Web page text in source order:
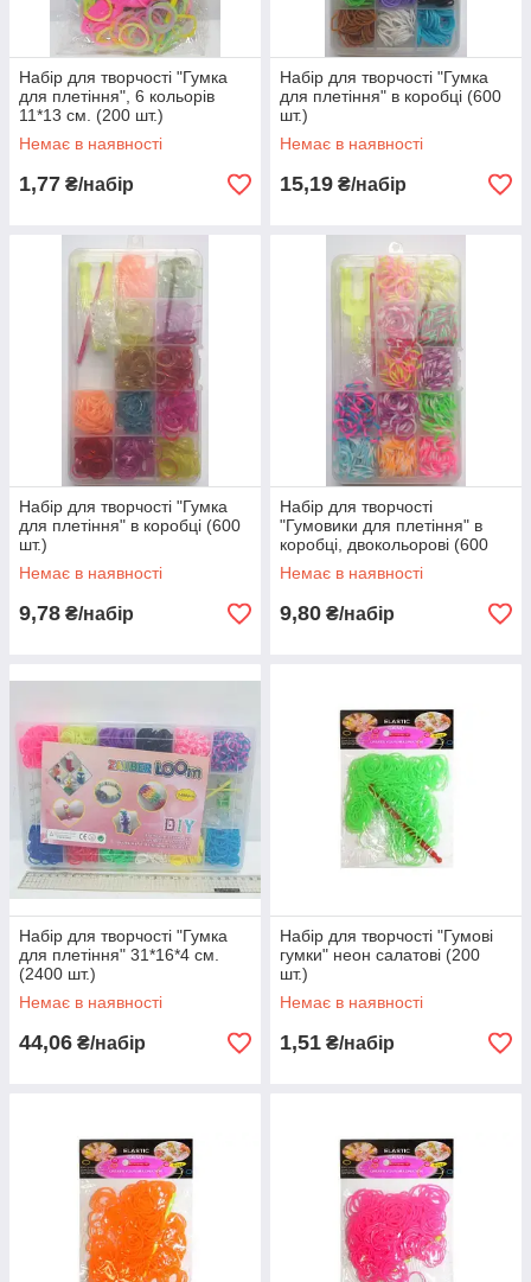
Набір для творчості "Гумка
для плетіння", 6 кольорів
11*13 см. (200 шт.)
Немає в наявності
1,77 ₴/набір
Набір для творчості "Гумка
для плетіння" в коробці (600
шт.)
Немає в наявності
15,19 ₴/набір
Набір для творчості "Гумка
для плетіння" в коробці (600
шт.)
Немає в наявності
9,78 ₴/набір
Набір для творчості
"Гумовики для плетіння" в
коробці, двокольорові (600
шт.)
Немає в наявності
9,80 ₴/набір
Набір для творчості "Гумка
для плетіння" 31*16*4 см.
(2400 шт.)
Немає в наявності
44,06 ₴/набір
Набір для творчості "Гумові
гумки" неон салатові (200
шт.)
Немає в наявності
1,51 ₴/набір